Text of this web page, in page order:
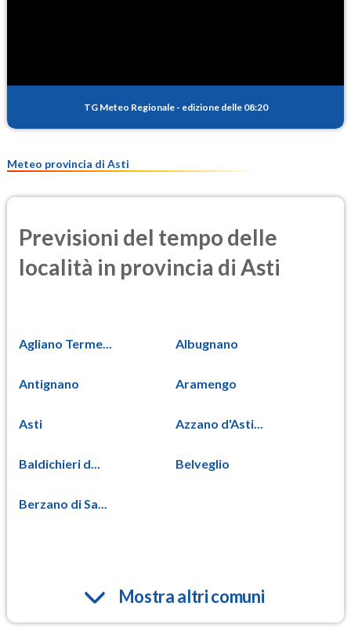
TG Meteo Regionale - edizione delle 08:20
Meteo provincia di Asti
Previsioni del tempo delle
località in provincia di Asti
Agliano Terme... Albugnano
Antignano Aramengo
Asti Azzano d'Asti...
Baldichieri d... Belveglio
Berzano di Sa...
Mostra altri comuni